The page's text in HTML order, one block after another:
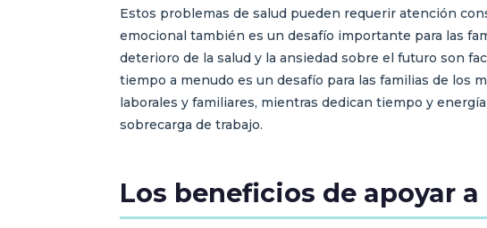
Estos problemas de salud pueden requerir atención
emocional también es un desafío importante para las
deterioro de la salud y la ansiedad sobre el futuro son
tiempo a menudo es un desafío para las familias de los
laborales y familiares, mientras dedican tiempo y
sobrecarga de trabajo.
Los beneficios de apoyar